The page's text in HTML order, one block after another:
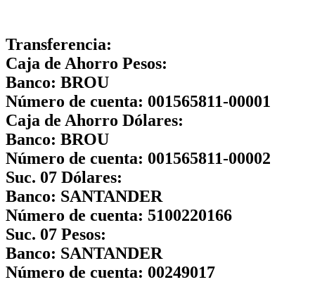
Transferencia:
Caja de Ahorro Pesos:
Banco: BROU
Número de cuenta: 001565811-00001
Caja de Ahorro Dólares:
Banco: BROU
Número de cuenta: 001565811-00002
Suc. 07 Dólares:
Banco: SANTANDER
Número de cuenta: 5100220166
Suc. 07 Pesos:
Banco: SANTANDER
Número de cuenta: 00249017